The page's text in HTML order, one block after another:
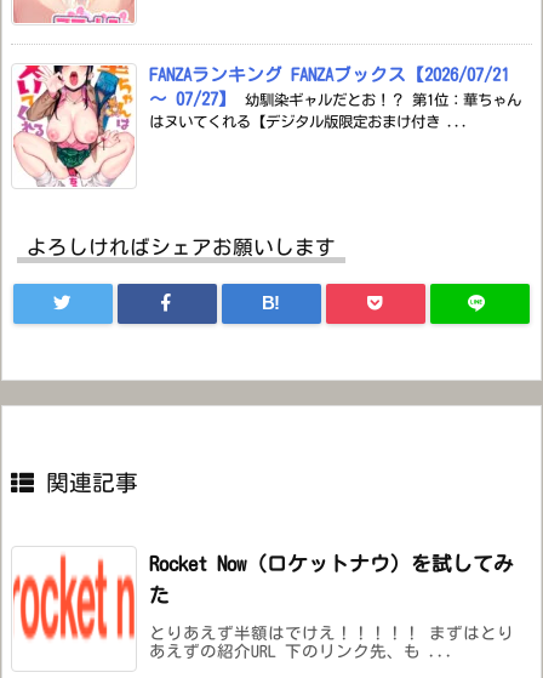
FANZAランキング FANZAブックス【2026/07/21
～ 07/27】
幼馴染ギャルだとお！？ 第1位：華ちゃん
はヌいてくれる【デジタル版限定おまけ付き ...
よろしければシェアお願いします
B!
関連記事
Rocket Now（ロケットナウ）を試してみ
た
とりあえず半額はでけえ！！！！！ まずはとり
あえずの紹介URL 下のリンク先、も ...